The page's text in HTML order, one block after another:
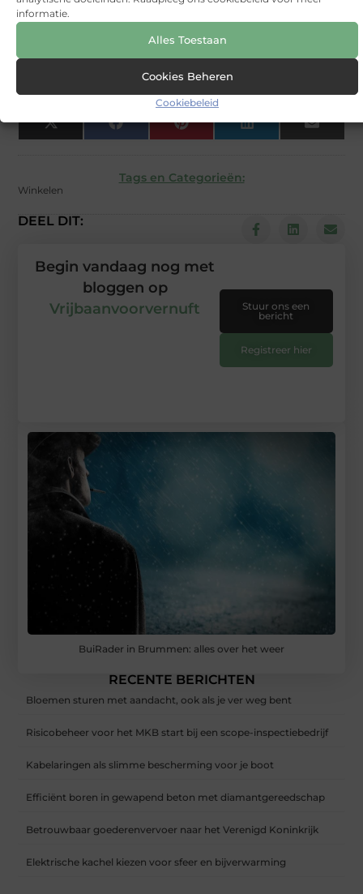
informatie.
Alles Toestaan
Cookies Beheren
Cookiebeleid
Voor wie is BuiRader nuttig in Brummen?
X
(Twitter)
Facebook Pinterest LinkedIn Email
Tags en Categorieën:
Winkelen
DEEL DIT:
BuiRader in Brummen: alles over het weer
RECENTE BERICHTEN
Bloemen sturen met aandacht, ook als je ver weg bent
Risicobeheer voor het MKB start bij een scope-inspectiebedrijf
Kabelaringen als slimme bescherming voor je boot
Efficiënt boren in gewapend beton met diamantgereedschap
Betrouwbaar goederenvervoer naar het Verenigd Koninkrijk
Elektrische kachel kiezen voor sfeer en bijverwarming
Begin vandaag nog met
bloggen op
Vrijbaanvoorvernuft
Stuur ons een
bericht
Registreer hier